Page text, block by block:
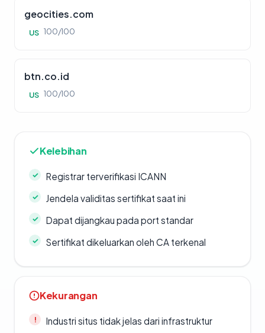
geocities.com
US 100/100
btn.co.id
US 100/100
Kelebihan
Registrar terverifikasi ICANN
Jendela validitas sertifikat saat ini
Dapat dijangkau pada port standar
Sertifikat dikeluarkan oleh CA terkenal
Kekurangan
Industri situs tidak jelas dari infrastruktur